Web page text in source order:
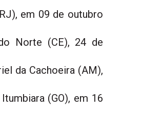
em 09 de outubro
Norte (CE), 24 de
da Cachoeira (AM),
(GO), em 16